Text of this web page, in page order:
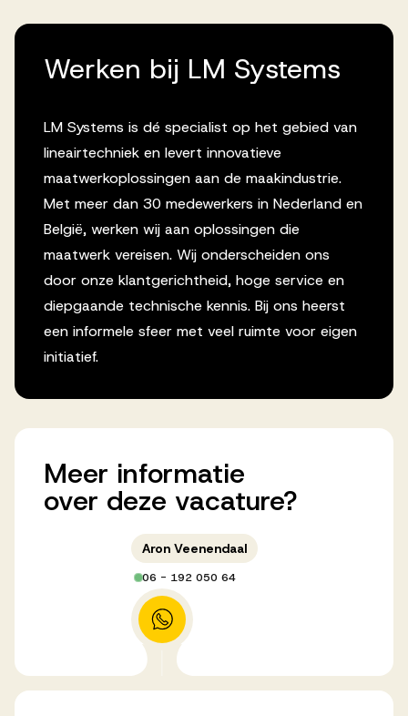
Werken bij LM Systems
LM Systems is dé specialist op het gebied van
lineairtechniek en levert innovatieve
maatwerkoplossingen aan de maakindustrie.
Met meer dan 30 medewerkers in Nederland en
België, werken wij aan oplossingen die
maatwerk vereisen. Wij onderscheiden ons
door onze klantgerichtheid, hoge service en
diepgaande technische kennis. Bij ons heerst
een informele sfeer met veel ruimte voor eigen
initiatief.
Meer informatie
over deze vacature?
Aron Veenendaal
06 - 192 050 64